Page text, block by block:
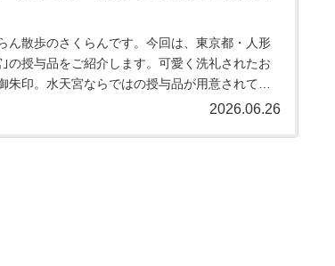
ん散歩のさくらんです。今回は、東京都・人形
の授与品をご紹介します。可愛く洗礼されたお
朱印。水天宮ならではの授与品が用意されてい
2026.06.26